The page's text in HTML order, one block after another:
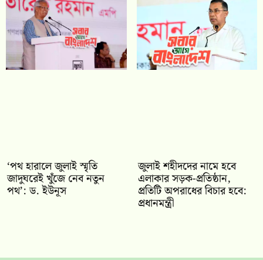
‘পথ হারালে জুলাই স্মৃতি
জাদুঘরেই খুঁজে নেব নতুন
পথ’: ড. ইউনূস
জুলাই শহীদদের নামে হবে
এলাকার সড়ক-প্রতিষ্ঠান,
প্রতিটি অপরাধের বিচার হবে:
প্রধানমন্ত্রী